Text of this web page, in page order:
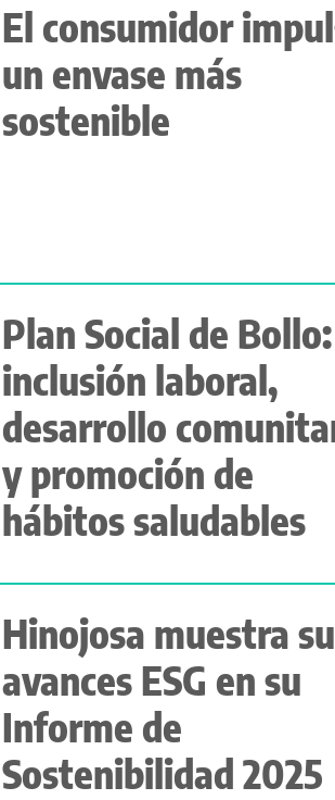
El consumidor
un envase más
sostenible
Plan Social de Bollo:
inclusión laboral,
desarrollo
y promoción de
hábitos saludables
Hinojosa muestra
avances ESG en su
Informe de
Sostenibilidad 2025